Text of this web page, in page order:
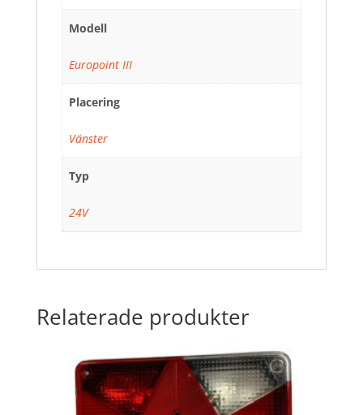
Modell
Europoint III
Placering
Vänster
Typ
24V
Relaterade produkter